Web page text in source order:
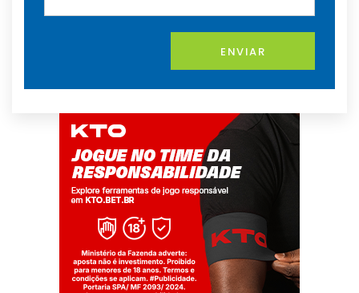
ENVIAR